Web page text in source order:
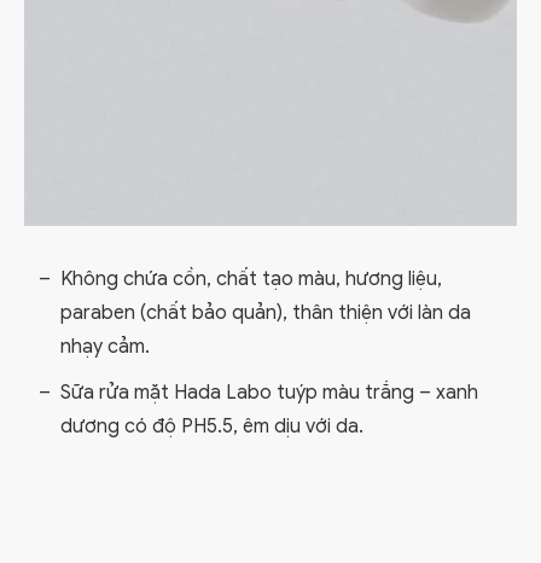
Không chứa cồn, chất tạo màu, hương liệu,
paraben (chất bảo quản), thân thiện với làn da
nhạy cảm.
Sữa rửa mặt Hada Labo tuýp màu trắng – xanh
dương có độ PH5.5, êm dịu với da.